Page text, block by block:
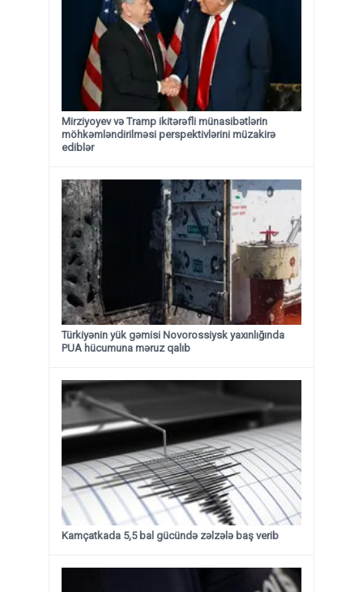
Mirziyoyev və Tramp ikitərəfli münasibətlərin
möhkəmləndirilməsi perspektivlərini müzakirə
ediblər
Türkiyənin yük gəmisi Novorossiysk yaxınlığında
PUA hücumuna məruz qalıb
Kamçatkada 5,5 bal gücündə zəlzələ baş verib